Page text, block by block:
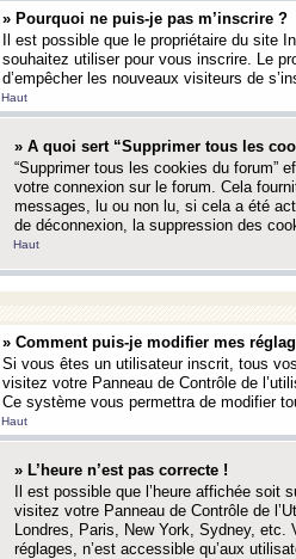
» Pourquoi ne puis-je pas m’inscrire ?
Il est possible que le propriétaire du site
souhaitez utiliser pour vous inscrire. Le
d’empêcher les nouveaux visiteurs de
Haut
» A quoi sert “Supprimer tous les
“Supprimer tous les cookies du forum”
votre connexion sur le forum. Cela
messages, lu ou non lu, si cela a été
de déconnexion, la suppression des
Haut
» Comment puis-je modifier mes
Si vous êtes un utilisateur inscrit, tous
visitez votre Panneau de Contrôle de
Ce système vous permettra de modifier
Haut
» L’heure n’est pas correcte !
Il est possible que l’heure affichée
visitez votre Panneau de Contrôle de
Londres, Paris, New York, Sydney, etc.
réglages, n’est accessible qu’aux